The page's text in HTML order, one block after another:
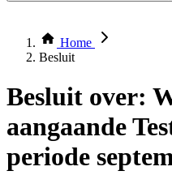
Thema COVID-19
Bekijk per bestuursorgaan
Home
Besluit
Besluit over:
aangaande
periode